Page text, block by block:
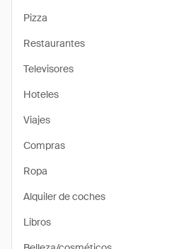
Pizza
Restaurantes
Televisores
Hoteles
Viajes
Compras
Ropa
Alquiler de coches
Libros